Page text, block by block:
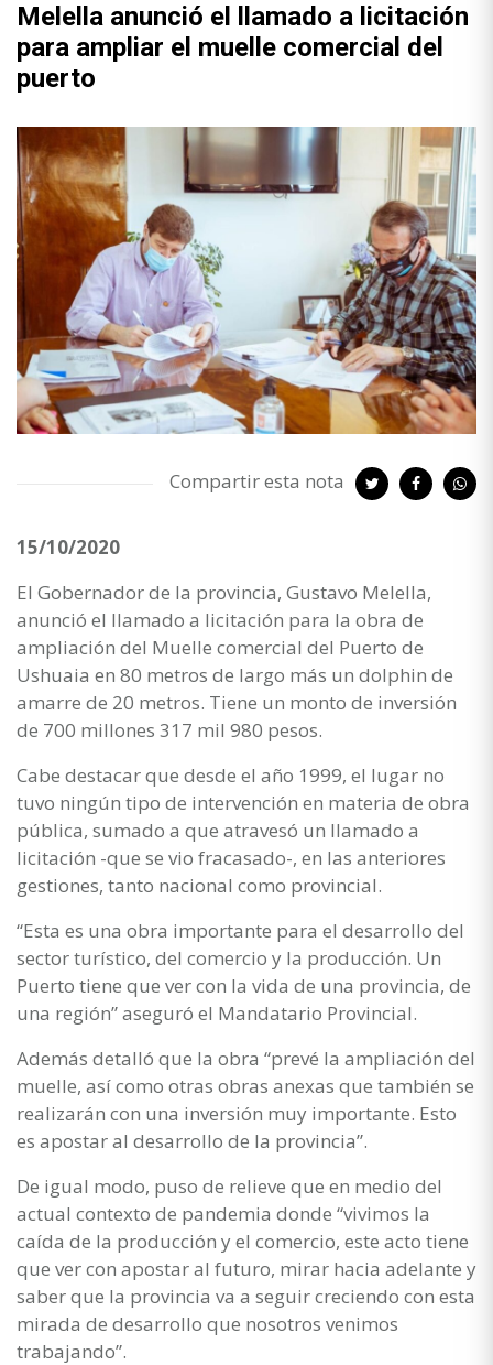
Melella anunció el llamado a licitación
para ampliar el muelle comercial del
puerto
Compartir esta nota
15/10/2020
El Gobernador de la provincia, Gustavo Melella,
anunció el llamado a licitación para la obra de
ampliación del Muelle comercial del Puerto de
Ushuaia en 80 metros de largo más un dolphin de
amarre de 20 metros. Tiene un monto de inversión
de 700 millones 317 mil 980 pesos.
Cabe destacar que desde el año 1999, el lugar no
tuvo ningún tipo de intervención en materia de obra
pública, sumado a que atravesó un llamado a
licitación -que se vio fracasado-, en las anteriores
gestiones, tanto nacional como provincial.
“Esta es una obra importante para el desarrollo del
sector turístico, del comercio y la producción. Un
Puerto tiene que ver con la vida de una provincia, de
una región” aseguró el Mandatario Provincial.
Además detalló que la obra “prevé la ampliación del
muelle, así como otras obras anexas que también se
realizarán con una inversión muy importante. Esto
es apostar al desarrollo de la provincia”.
De igual modo, puso de relieve que en medio del
actual contexto de pandemia donde “vivimos la
caída de la producción y el comercio, este acto tiene
que ver con apostar al futuro, mirar hacia adelante y
saber que la provincia va a seguir creciendo con esta
mirada de desarrollo que nosotros venimos
trabajando”.